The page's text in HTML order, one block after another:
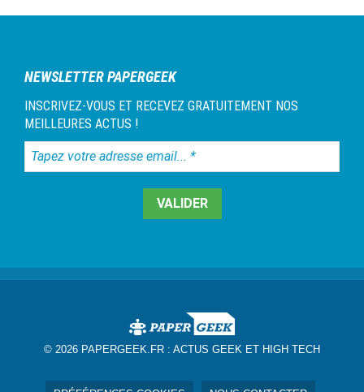
NEWSLETTER PAPERGEEK
INSCRIVEZ-VOUS ET RECEVEZ GRATUITEMENT NOS
MEILLEURES ACTUS !
Tapez
votre
© 2026 PAPERGEEK.FR : ACTUS GEEK ET HIGH TECH